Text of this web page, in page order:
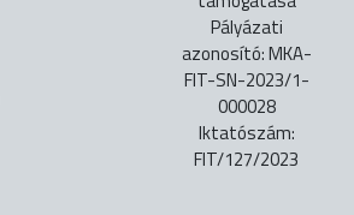
Pályázati
azonosító: MKA-
FIT-SN-2023/1-
000028
Iktatószám:
FIT/127/2023